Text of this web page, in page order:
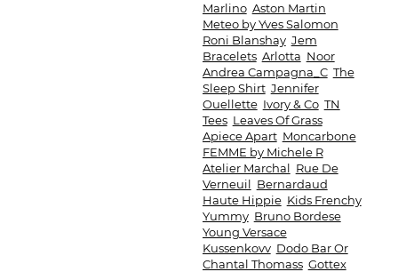
Marlino Aston Martin
Meteo by Yves Salomon
Roni Blanshay Jem
Bracelets Arlotta Noor
Andrea Campagna_C The
Sleep Shirt Jennifer
Ouellette Ivory & Co TN
Tees Leaves Of Grass
Apiece Apart Moncarbone
FEMME by Michele R
Atelier Marchal Rue De
Verneuil Bernardaud
Haute Hippie Kids Frenchy
Yummy Bruno Bordese
Young Versace
Kussenkovv Dodo Bar Or
Chantal Thomass Gottex